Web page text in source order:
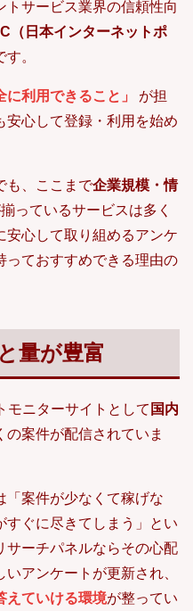
サービス業界の信頼性向
（日本インターネットポ
。
に利用できること」
が担
安心して登録・利用を始め
も、ここまで企業規模・情
っているサービスは多く
安心して取り組めるアンケ
っておすすめできる理由の
量が豊富
モニターサイトとして 国内
の案件が配信されていま
「案件が少なくて稼げな
すぐに尽きてしまう」とい
サーチパネルならその心配
アンケートが更新され、
えていける環境が整ってい